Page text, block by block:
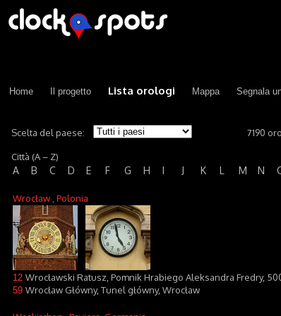
Home Il progetto Lista orologi Mappa Segnala
Scelta del paese: 7190
Città (A – Z)
A B C D E F G H I J K L M N
Wrocław , Polonia
12 Wrocławski Ratusz, Pomnik Hrabiego Aleksandra Fredry,
59 Wrocław Główny, Tunel główny, Wrocław